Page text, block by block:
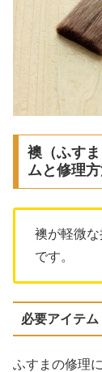
襖（ふす
ムと修理
襖が軽微
です。
必要アイテム
ふすまの修理